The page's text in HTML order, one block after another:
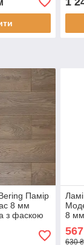
Памір
8 мм
з фаскою
8
567
630